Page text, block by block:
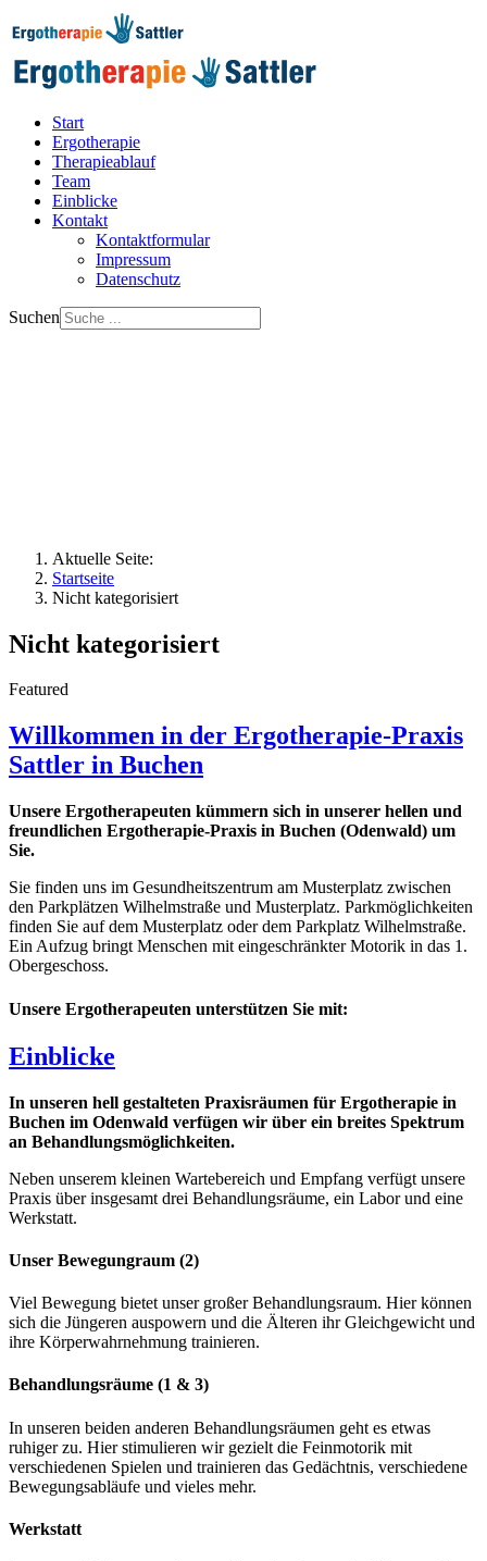
Start
Ergotherapie
Therapieablauf
Team
Einblicke
Kontakt
Kontaktformular
Impressum
Datenschutz
Suchen
Aktuelle Seite:
Startseite
Nicht kategorisiert
Nicht kategorisiert
Featured
Willkommen in der Ergotherapie-Praxis
Sattler in Buchen
Unsere Ergotherapeuten kümmern sich in unserer hellen und
freundlichen Ergotherapie-Praxis in Buchen (Odenwald) um
Sie.
Sie finden uns im Gesundheitszentrum am Musterplatz zwischen
den Parkplätzen Wilhelmstraße und Musterplatz. Parkmöglichkeiten
finden Sie auf dem Musterplatz oder dem Parkplatz Wilhelmstraße.
Ein Aufzug bringt Menschen mit eingeschränkter Motorik in das 1.
Obergeschoss.
Unsere Ergotherapeuten unterstützen Sie mit:
Einblicke
In unseren hell gestalteten Praxisräumen für Ergotherapie in
Buchen im Odenwald verfügen wir über ein breites Spektrum
an Behandlungsmöglichkeiten.
Neben unserem kleinen Wartebereich und Empfang verfügt unsere
Praxis über insgesamt drei Behandlungsräume, ein Labor und eine
Werkstatt.
Unser Bewegungraum (2)
Viel Bewegung bietet unser großer Behandlungsraum. Hier können
sich die Jüngeren auspowern und die Älteren ihr Gleichgewicht und
ihre Körperwahrnehmung trainieren.
Behandlungsräume (1 & 3)
In unseren beiden anderen Behandlungsräumen geht es etwas
ruhiger zu. Hier stimulieren wir gezielt die Feinmotorik mit
verschiedenen Spielen und trainieren das Gedächtnis, verschiedene
Bewegungsabläufe und vieles mehr.
Werkstatt